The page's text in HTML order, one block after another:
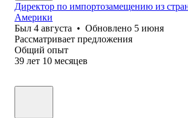
Директор по импортозамещению из
Америки
Был 4 августа • Обновлено 5 июня
Рассматривает предложения
Общий опыт
39 лет 10 месяцев